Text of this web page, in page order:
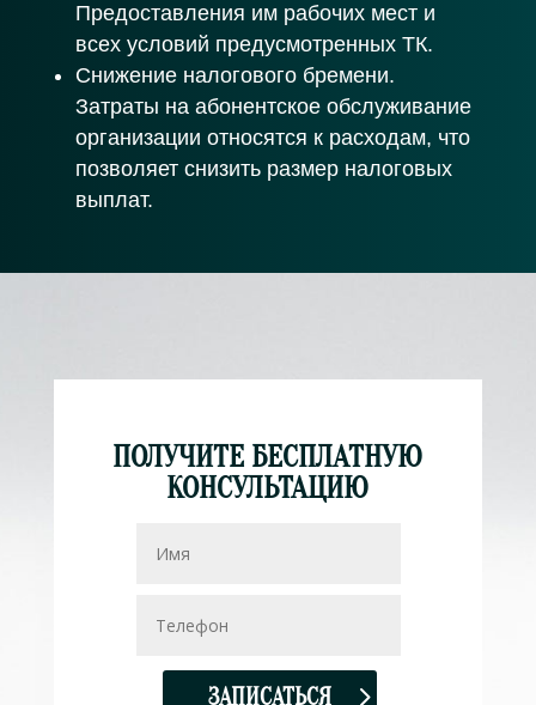
Предоставления им рабочих мест и
всех условий предусмотренных ТК.
Снижение налогового бремени.
Затраты на абонентское обслуживание
организации относятся к расходам, что
позволяет снизить размер налоговых
выплат.
ПОЛУЧИТЕ БЕСПЛАТНУЮ
КОНСУЛЬТАЦИЮ
ЗАПИСАТЬСЯ